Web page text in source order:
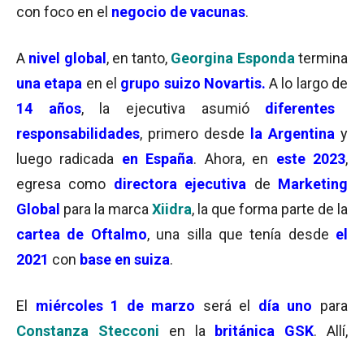
con foco en el negocio de vacunas.
A nivel global , en tanto, Georgina Esponda termina
una etapa en el grupo suizo Novartis. A lo largo de
14 años, la ejecutiva asumió diferentes
responsabilidades, primero desde la Argentina y
luego radicada en España. Ahora, en este 2023,
egresa como directora ejecutiva de Marketing
Global para la marca Xiidra, la que forma parte de la
cartea de Oftalmo, una silla que tenía desde el
2021 con base en suiza.
El miércoles 1 de marzo será el día uno para
Constanza Stecconi en la británica GSK. Allí,